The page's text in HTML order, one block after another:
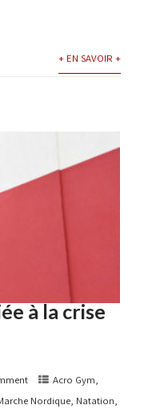
+ EN SAVOIR +
à la crise
Acro Gym,
Nordique, Natation,